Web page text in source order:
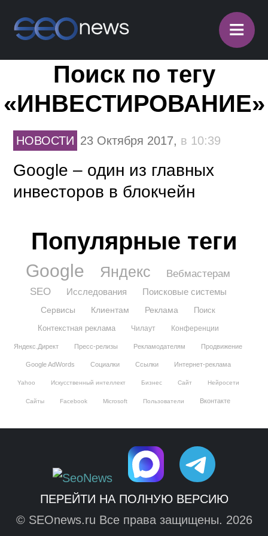
≡
Поиск по тегу
«ИНВЕСТИРОВАНИЕ»
НОВОСТИ 23 Октября 2017, в 10:39
Google – один из главных
инвесторов в блокчейн
Популярные теги
Google Яндекс
Вебмастерам
SEO
Исследования Поисковые системы
Сервисы Клиентам Реклама
Поиск
Контекстная реклама
Чилаут Конференции
Яндекс.Директ Пресс-релизы Рекламодателям Продвижение
Google AdWords Социалки Ссылки Интернет-реклама
Yahoo Искусственный интеллект Бизнес Сайт Нейросети
Сайты Facebook Microsoft Пользователи Вконтакте
ПЕРЕЙТИ НА ПОЛНУЮ ВЕРСИЮ
© SEOnews.ru Все права защищены. 2026